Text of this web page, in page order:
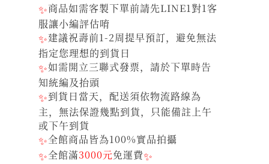
✨商品如需客製下單前請先LINE1對1客
服讓小編評估唷
✨建議祝壽前1-2周提早預訂，避免無法
指定您理想的到貨日
✨如需開立三聯式發票，請於下單時告
知統編及抬頭
✨到貨日當天，配送須依物流路線為
主，無法保證幾點到貨，只能備註上午
或下午到貨
✨全館商品皆為100%實品拍攝
✨全館滿3000元免運費✨